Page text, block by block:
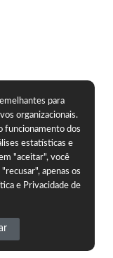
para
organizacionais.
funcionamento dos
estatísticas e
"aceitar", você
apenas os
e Privacidade de